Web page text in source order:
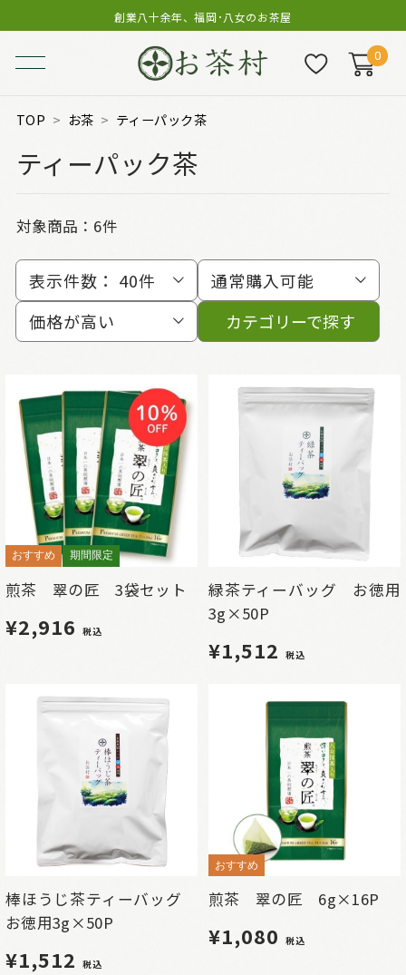
創業八十余年、福岡･八女のお茶屋
0
TOP お茶 ティーパック茶
ティーパック茶
対象商品： 6件
表示件数： 40件
通常購入可能
価格が高い
カテゴリーで探す
おすすめ 期間限定
煎茶 翠の匠 3袋セット
¥2,916 税込
緑茶ティーバッグ お徳用
3g×50P
¥1,512 税込
棒ほうじ茶ティーバッグ
お徳用3g×50P
¥1,512 税込
おすすめ
煎茶 翠の匠 6g×16P
¥1,080 税込